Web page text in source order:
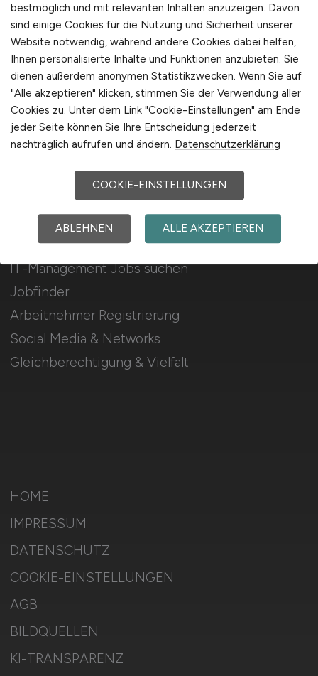
Für Arbeitnehmer
IT-Management Jobs suchen
Jobfinder
Arbeitnehmer Registrierung
Social Media & Networks
Gleichberechtigung & Vielfalt
Für Arbeitgeber
Stellenanzeigen schalten
Mediadaten & Konditionen
Arbeitgeber Seite
Arbeitgeber Kontakt
HOME
IMPRESSUM
DATENSCHUTZ
COOKIE-EINSTELLUNGEN
AGB
BILDQUELLEN
KI-TRANSPARENZ
bestmöglich und mit relevanten Inhalten anzuzeigen. Davon
sind einige Cookies für die Nutzung und Sicherheit unserer
Website notwendig, während andere Cookies dabei helfen,
Ihnen personalisierte Inhalte und Funktionen anzubieten. Sie
dienen außerdem anonymen Statistikzwecken. Wenn Sie auf
"Alle akzeptieren" klicken, stimmen Sie der Verwendung aller
Cookies zu. Unter dem Link "Cookie-Einstellungen" am Ende
jeder Seite können Sie Ihre Entscheidung jederzeit
nachträglich aufrufen und ändern. Datenschutzerklärung
COOKIE-EINSTELLUNGEN
ABLEHNEN ALLE AKZEPTIEREN